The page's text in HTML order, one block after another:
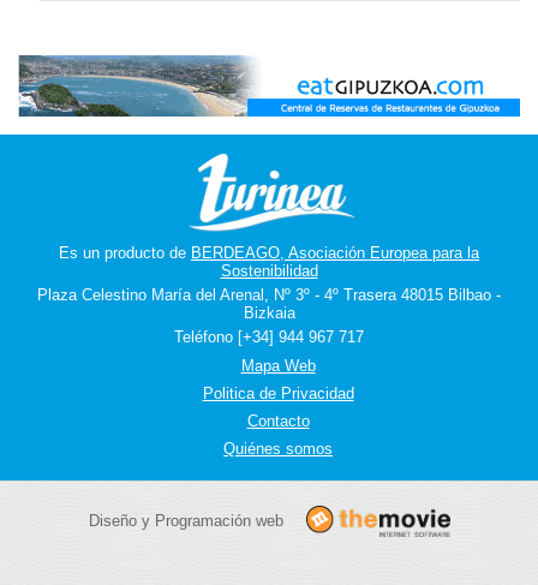
Es un producto de BERDEAGO, Asociación Europea para la
Sostenibilidad
Plaza Celestino María del Arenal, Nº 3º - 4º Trasera 48015 Bilbao -
Bizkaia
Teléfono [+34] 944 967 717
Mapa Web
Politica de Privacidad
Contacto
Quiénes somos
Diseño y Programación web